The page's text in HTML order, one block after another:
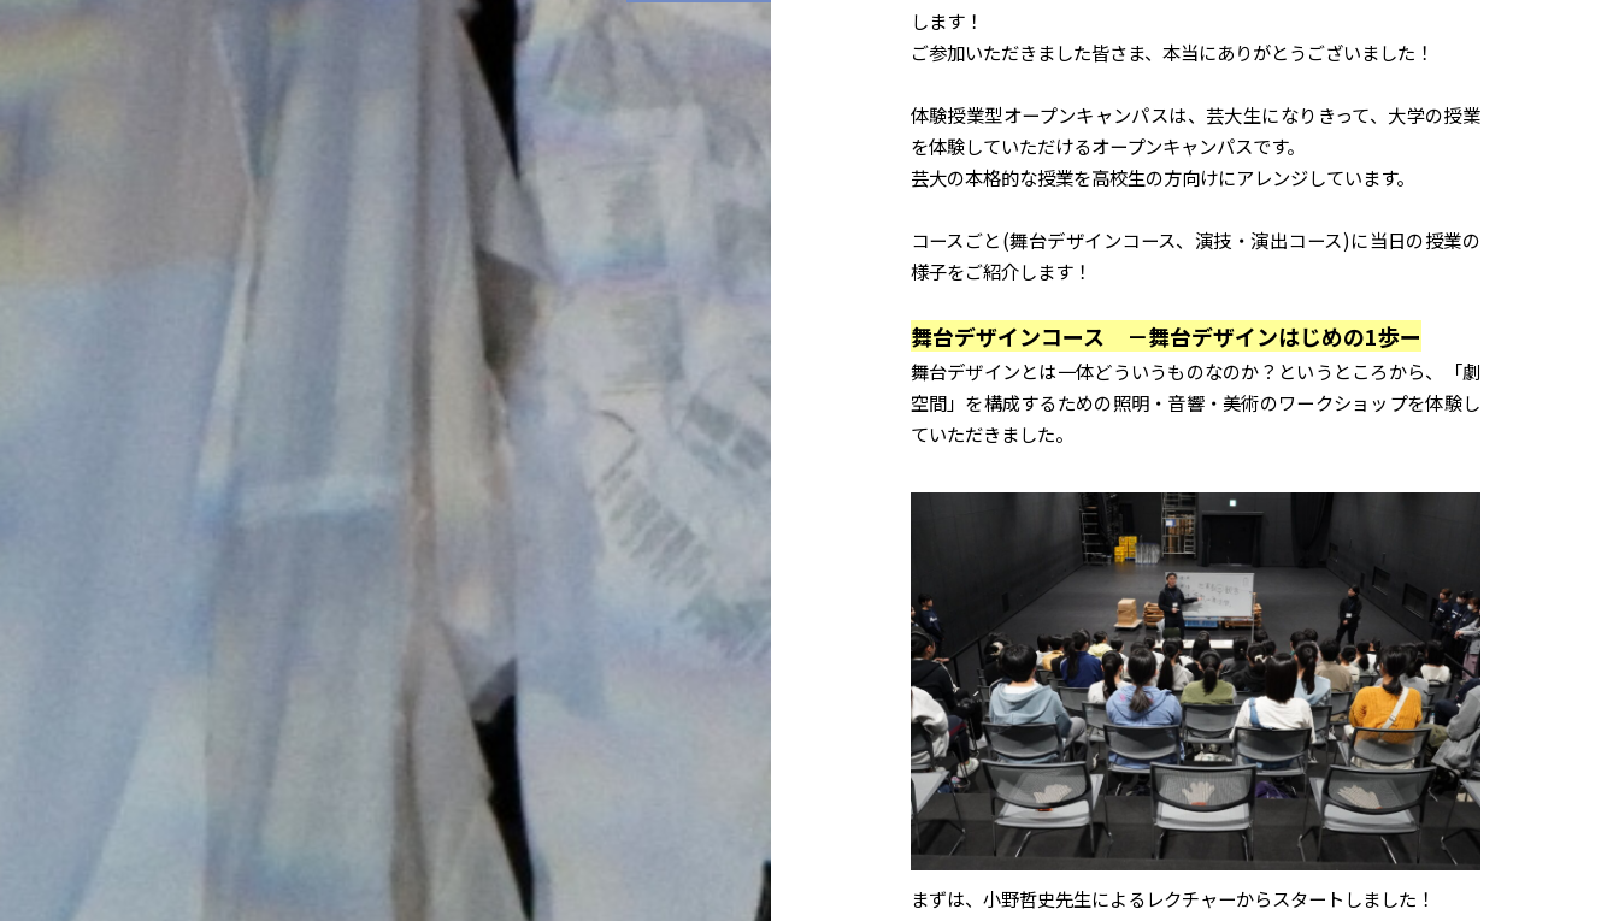
します！
ご参加いただきました皆さま、本当にありがとうございました！
体験授業型オープンキャンパスは、芸大生になりきって、大学の授業
を体験していただけるオープンキャンパスです。
芸大の本格的な授業を高校生の方向けにアレンジしています。
コースごと(舞台デザインコース、演技・演出コース)に当日の授業の
様子をご紹介します！
舞台デザインコース －舞台デザインはじめの1歩ー
舞台デザインとは一体どういうものなのか？というところから、「劇
空間」を構成するための照明・音響・美術のワークショップを体験し
ていただきました。
まずは、小野哲史先生によるレクチャーからスタートしました！